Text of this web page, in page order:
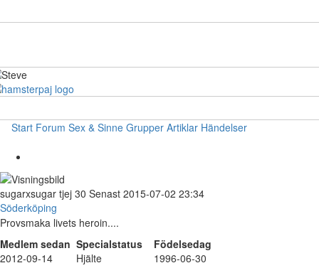
Start Forum Sex & Sinne Grupper Artiklar Händelser
sugarxsugar tjej 30 Senast 2015-07-02 23:34
Söderköping
Provsmaka livets heroin....
Medlem sedan Specialstatus
Födelsedag
2012-09-14
Hjälte
1996-06-30